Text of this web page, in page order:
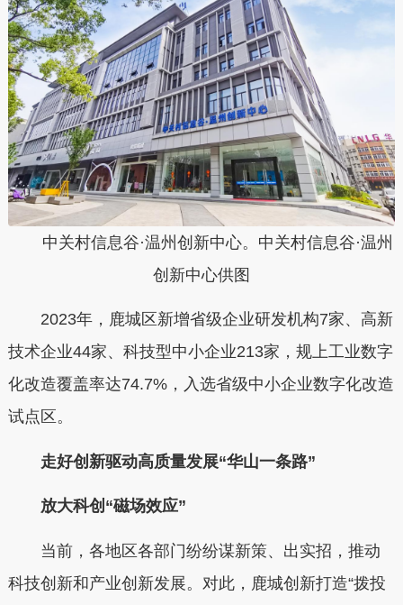
中关村信息谷·温州创新中心。中关村信息谷·温州
创新中心供图
2023年，鹿城区新增省级企业研发机构7家、高新
技术企业44家、科技型中小企业213家，规上工业数字
化改造覆盖率达74.7%，入选省级中小企业数字化改造
试点区。
走好创新驱动高质量发展“华山一条路”
放大科创“磁场效应”
当前，各地区各部门纷纷谋新策、出实招，推动
科技创新和产业创新发展。对此，鹿城创新打造“拨投